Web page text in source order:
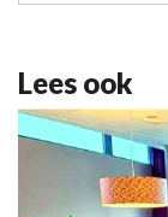
Lees ook